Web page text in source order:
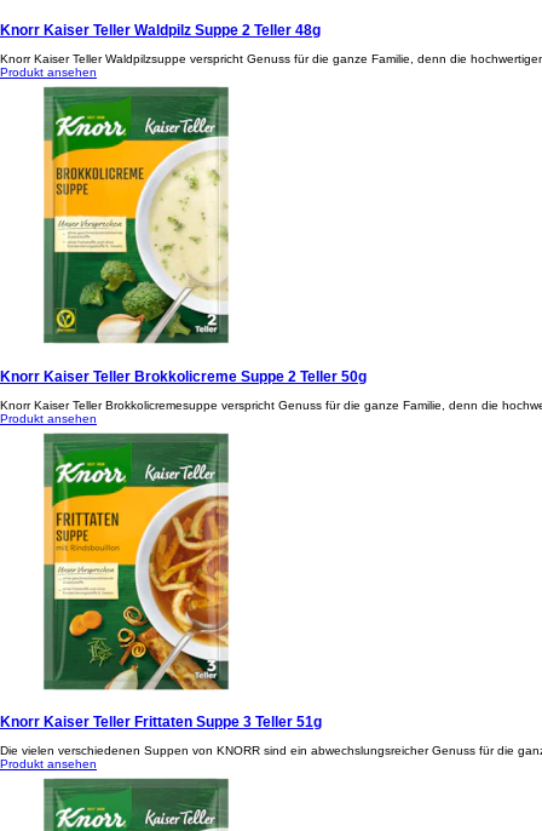
Knorr Kaiser Teller Waldpilz Suppe 2 Teller 48g
Knorr Kaiser Teller Waldpilzsuppe verspricht Genuss für die ganze Familie, denn die
Produkt ansehen
Knorr Kaiser Teller Brokkolicreme Suppe 2 Teller 50g
Knorr Kaiser Teller Brokkolicremesuppe verspricht Genuss für die ganze Familie, denn die
Produkt ansehen
Knorr Kaiser Teller Frittaten Suppe 3 Teller 51g
Die vielen verschiedenen Suppen von KNORR sind ein abwechslungsreicher Genuss für die
Produkt ansehen